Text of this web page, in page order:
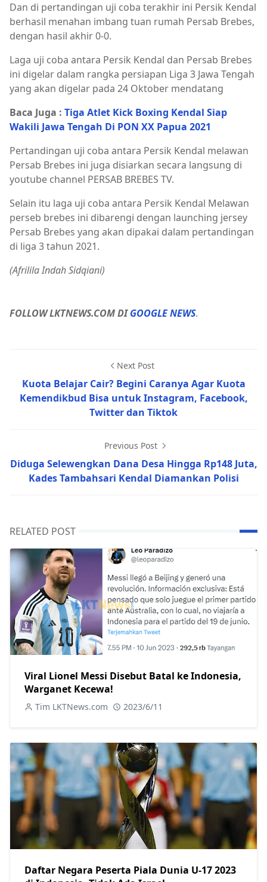
Dan di pertandingan uji coba terakhir ini Persik Kendal
berhasil menahan imbang tuan rumah Persab Brebes,
dengan hasil akhir 0-0.
Laga uji coba antara Persik Kendal dan Persab Brebes
ini digelar dalam rangka persiapan Liga 3 Jawa Tengah
yang akan digelar pada 24 Oktober mendatang
Baca Juga : Tiga Atlet Kick Boxing Kendal Siap
Wakili Jawa Tengah Di PON XX Papua 2021
Pertandingan uji coba antara Persik Kendal melawan
Persab Brebes ini juga disiarkan secara langsung di
youtube channel PERSAB BREBES TV.
Selain itu laga uji coba antara Persik Kendal Melawan
perseb brebes ini dibarengi dengan launching jersey
Persab Brebes yang akan dipakai dalam pertandingan
di liga 3 tahun 2021.
(Afrilila Indah Sidqiani)
FOLLOW LKTNEWS.COM DIGOOGLE NEWS.
Next Post
Kuota Belajar Cair? Begini Caranya Agar Kuota
Kemendikbud Bisa untuk Instagram, Facebook,
Twitter dan Tiktok
Previous Post
Diduga Selewengkan Dana Desa Hingga Rp148 Juta,
Kades Tambahsari Kendal Diamankan Polisi
RELATED POST
Viral Lionel Messi Disebut Batal ke Indonesia,
Warganet Kecewa!
Tim LKTNews.com 2023/6/11
Daftar Negara Peserta Piala Dunia U-17 2023